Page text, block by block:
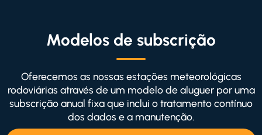
Modelos de subscrição
Oferecemos as nossas estações meteorológicas
rodoviárias através de um modelo de aluguer por uma
subscrição anual fixa que inclui o tratamento contínuo
dos dados e a manutenção.